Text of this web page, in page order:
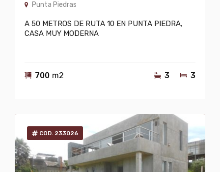
Punta Piedras
A 50 METROS DE RUTA 10 EN PUNTA PIEDRA,
CASA MUY MODERNA
700 m2 3
3
COD. 233026